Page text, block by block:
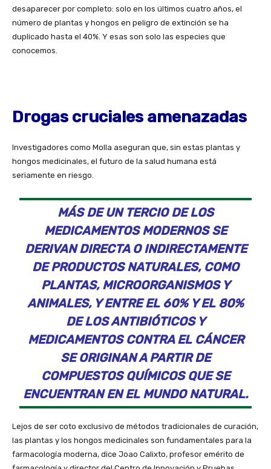
desaparecer por completo: solo en los últimos cuatro años, el
número de plantas y hongos en peligro de extinción se ha
duplicado hasta el 40%. Y esas son solo las especies que
conocemos.
Drogas cruciales amenazadas
Investigadores como Molla aseguran que, sin estas plantas y
hongos medicinales, el futuro de la salud humana está
seriamente en riesgo.
MÁS DE UN TERCIO DE LOS
MEDICAMENTOS MODERNOS SE
DERIVAN DIRECTA O INDIRECTAMENTE
DE PRODUCTOS NATURALES, COMO
PLANTAS, MICROORGANISMOS Y
ANIMALES, Y ENTRE EL 60% Y EL 80%
DE LOS ANTIBIÓTICOS Y
MEDICAMENTOS CONTRA EL CÁNCER
SE ORIGINAN A PARTIR DE
COMPUESTOS QUÍMICOS QUE SE
ENCUENTRAN EN EL MUNDO NATURAL.
Lejos de ser coto exclusivo de métodos tradicionales de curación,
las plantas y los hongos medicinales son fundamentales para la
farmacología moderna, dice Joao Calixto, profesor emérito de